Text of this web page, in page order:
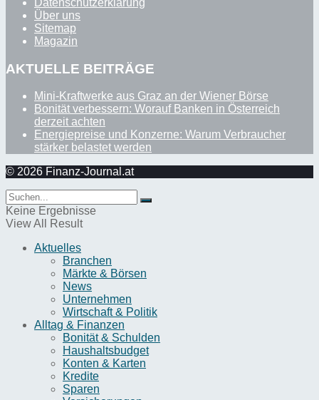
Über uns
Sitemap
Magazin
AKTUELLE BEITRÄGE
Mini-Kraftwerke aus Graz an der Wiener Börse
Bonität verbessern: Worauf Banken in Österreich
derzeit achten
Energiepreise und Konzerne: Warum Verbraucher
stärker belastet werden
© 2026 Finanz-Journal.at
Keine Ergebnisse
View All Result
Aktuelles
Branchen
Märkte & Börsen
News
Unternehmen
Wirtschaft & Politik
Alltag & Finanzen
Bonität & Schulden
Haushaltsbudget
Konten & Karten
Kredite
Sparen